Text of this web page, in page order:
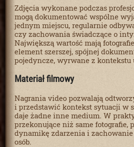
Zdjęcia wykonane podczas
mogą dokumentować wspólne
jednym miejscu, regularnie
czy zachowania świadczące o
Największą wartość mają
element szerszej, spójnej
pojedyncze, wyrwane z kontekstu
Materiał filmowy
Nagrania video pozwalają
i przedstawić kontekst sytuacji w
daje żadne inne medium. W
przekonujące niż same fotografie,
dynamikę zdarzenia i
osób.